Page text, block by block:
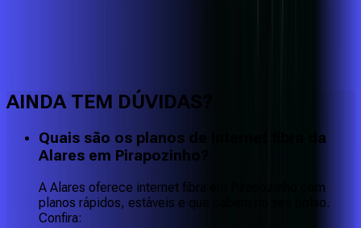
AINDA TEM DÚVIDAS?
Quais são os planos de internet fibra da
Alares em Pirapozinho?
A Alares oferece internet fibra em Pirapozinho com
planos rápidos, estáveis e que cabem no seu bolso.
Confira: